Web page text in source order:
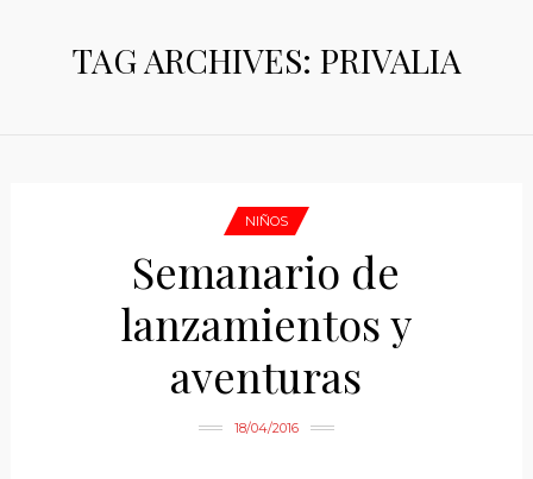
TAG ARCHIVES: PRIVALIA
NIÑOS
Semanario de
lanzamientos y
aventuras
18/04/2016